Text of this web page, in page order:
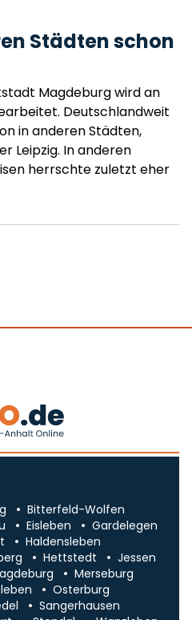
Städten schon
Magdeburg wird an
Deutschlandweit
in anderen Städten,
Leipzig. In anderen
herrschte zuletzt eher
Bitterfeld-Wolfen
Eisleben
Gardelegen
Haldensleben
Hettstedt
Jessen
Merseburg
Osterburg
Sangerhausen